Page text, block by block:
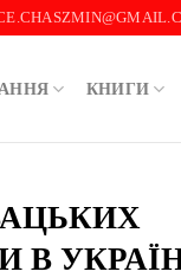
КНИГИ
В